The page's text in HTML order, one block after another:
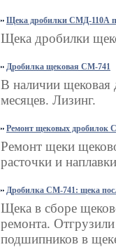
Щека дробилки СМД-110А
Щека дробилки
Дробилка щековая СМ-741
В наличии щековая
месяцев. Лизинг.
Ремонт щековых дробилок
Ремонт щеки
расточки и
Дробилка СМ-741: щека
Щека в сборе
ремонта.
подшипников в